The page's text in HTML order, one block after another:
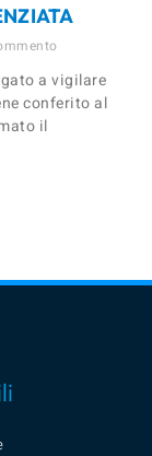
a vigilare
conferito al
il